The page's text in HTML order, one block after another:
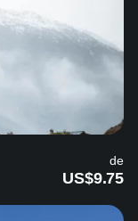
de
US$9.75